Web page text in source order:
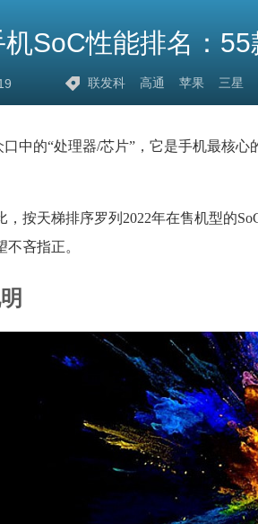
SoC性能排名：
联发科 高通 苹果 三星
口中的“处理器/芯片”，它是手机最核心
，按天梯排序罗列2022年在售机型的
不吝指正。